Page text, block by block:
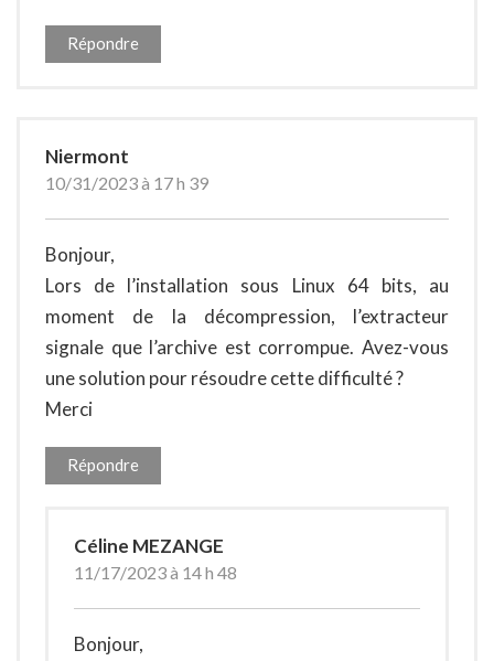
Répondre
Niermont
10/31/2023 à 17 h 39
Bonjour,
Lors de l’installation sous Linux 64 bits, au
moment de la décompression, l’extracteur
signale que l’archive est corrompue. Avez-vous
une solution pour résoudre cette difficulté ?
Merci
Répondre
Céline MEZANGE
11/17/2023 à 14 h 48
Bonjour,